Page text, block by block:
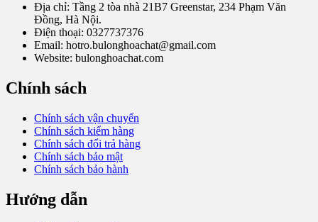
Địa chỉ: Tầng 2 tòa nhà 21B7 Greenstar, 234 Phạm Văn
Đồng, Hà Nội.
Điện thoại: 0327737376
Email: hotro.bulonghoachat@gmail.com
Website: bulonghoachat.com
Chính sách
Chính sách vận chuyển
Chính sách kiểm hàng
Chính sách đổi trả hàng
Chính sách bảo mật
Chính sách bảo hành
Hướng dẫn